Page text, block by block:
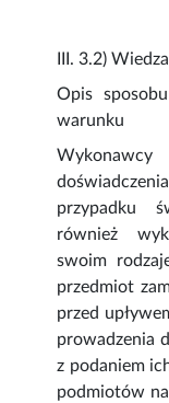
III. 3.2)
Opis
warunku
Wykonawcy
przypadku
również
swoim
przedmiot
przed
prowadzenia
z podaniem
podmiotów